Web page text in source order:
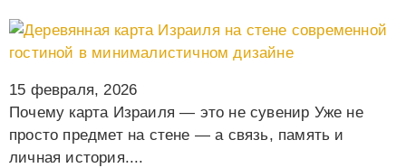
15 февраля, 2026
Почему карта Израиля — это не сувенир Уже не
просто предмет на стене — а связь, память и
личная история.